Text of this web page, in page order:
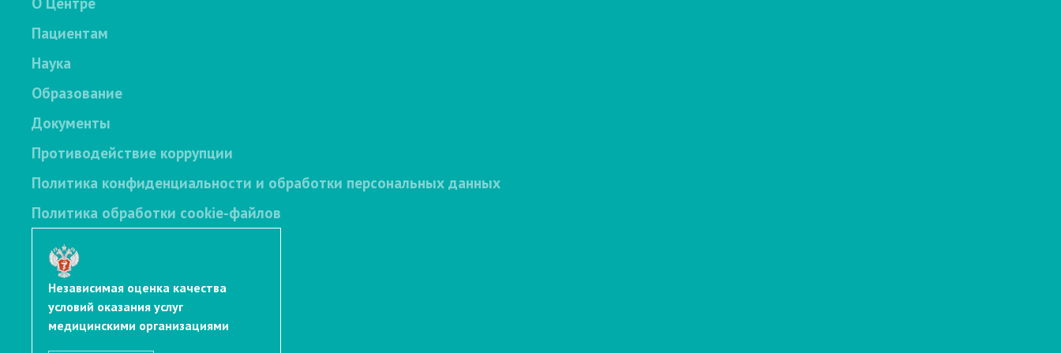
Пациентам
Наука
Образование
Документы
Противодействие коррупции
Политика конфиденциальности и обработки персональных данных
Политика обработки cookie-файлов
Независимая оценка качества
условий оказания услуг
медицинскими организациями